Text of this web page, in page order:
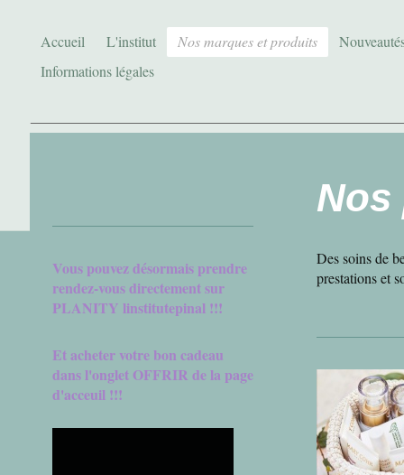
Accueil L'institut Nos marques et produits
Informations légales
Nos
Des soins de
prestations et
Vous pouvez désormais prendre
rendez-vous directement sur
PLANITY linstitutepinal !!!
Et acheter votre bon cadeau
dans l'onglet OFFRIR de la page
d'acceuil !!!